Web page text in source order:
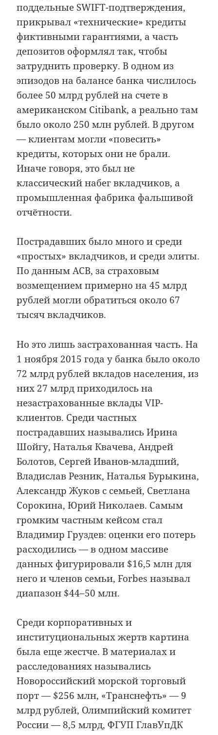
поддельные SWIFT-подтверждения,
прикрывал «технические» кредиты
фиктивными гарантиями, а часть
депозитов оформлял так, чтобы
затруднить проверку. В одном из
эпизодов на балансе банка числилось
более 50 млрд рублей на счете в
американском Citibank, а реально там
было около 250 млн рублей. В другом
— клиентам могли «повесить»
кредиты, которых они не брали.
Иначе говоря, это был не
классический набег вкладчиков, а
промышленная фабрика фальшивой
отчётности.
Пострадавших было много и среди
«простых» вкладчиков, и среди элиты.
По данным АСВ, за страховым
возмещением примерно на 45 млрд
рублей могли обратиться около 67
тысяч вкладчиков.
Но это лишь застрахованная часть. На
1 ноября 2015 года у банка было около
72 млрд рублей вкладов населения, из
них 27 млрд приходилось на
незастрахованные вклады VIP-
клиентов. Среди частных
пострадавших назывались Ирина
Шойгу, Наталья Квачева, Андрей
Болотов, Сергей Иванов-младший,
Владислав Резник, Наталья Бурыкина,
Александр Жуков с семьей, Светлана
Сорокина, Юрий Николаев. Самым
громким частным кейсом стал
Владимир Груздев: оценки его потерь
расходились — в одном массиве
данных фигурировали $16,5 млн для
него и членов семьи, Forbes называл
диапазон $44–50 млн.
Среди корпоративных и
институциональных жертв картина
была еще жестче. В материалах и
расследованиях назывались
Новороссийский морской торговый
порт — $256 млн, «Транснефть» — 9
млрд рублей, Олимпийский комитет
России — 8,5 млрд, ФГУП ГлавУпДК